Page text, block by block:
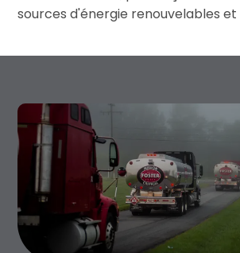
sources d'énergie renouvelables et